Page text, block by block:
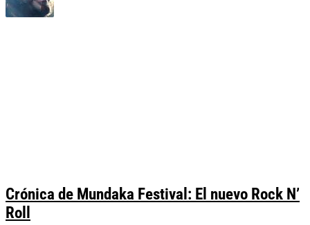
Crónica de Mundaka Festival: El nuevo Rock N’
Roll